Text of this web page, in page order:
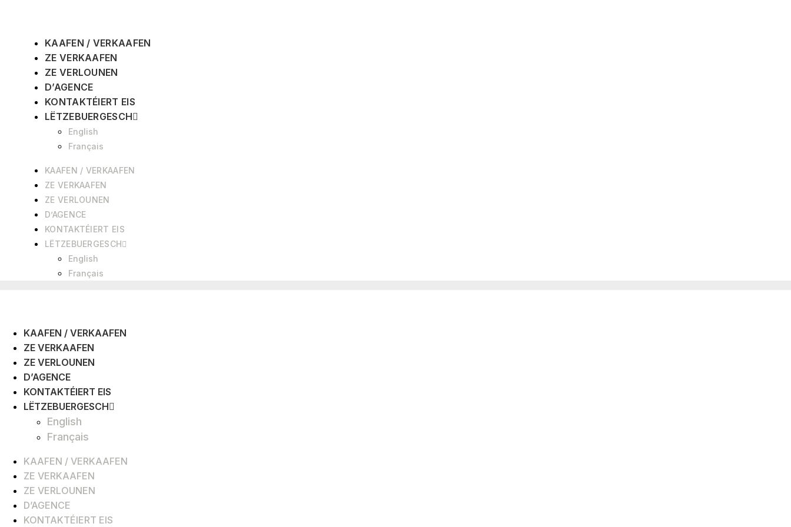
KAAFEN / VERKAAFEN
ZE VERKAAFEN
ZE VERLOUNEN
D’AGENCE
KONTAKTÉIERT EIS
LËTZEBUERGESCH
English
Français
KAAFEN / VERKAAFEN
ZE VERKAAFEN
ZE VERLOUNEN
D’AGENCE
KONTAKTÉIERT EIS
LËTZEBUERGESCH
English
Français
KAAFEN / VERKAAFEN
ZE VERKAAFEN
ZE VERLOUNEN
D’AGENCE
KONTAKTÉIERT EIS
LËTZEBUERGESCH
English
Français
KAAFEN / VERKAAFEN
ZE VERKAAFEN
ZE VERLOUNEN
D’AGENCE
KONTAKTÉIERT EIS